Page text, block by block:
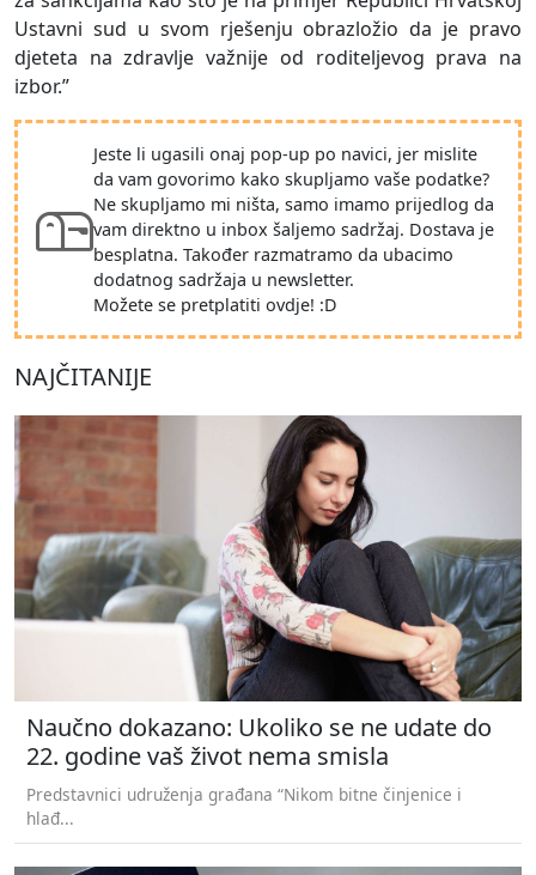
Ustavni sud u svom rješenju obrazložio da je pravo
djeteta na zdravlje važnije od roditeljevog prava na
izbor.”
Jeste li ugasili onaj pop-up po navici, jer mislite
da vam govorimo kako skupljamo vaše podatke?
Ne skupljamo mi ništa, samo imamo prijedlog da
vam direktno u inbox šaljemo sadržaj. Dostava je
besplatna. Također razmatramo da ubacimo
dodatnog sadržaja u newsletter.
Možete se pretplatiti ovdje! :D
NAJČITANIJE
Naučno dokazano: Ukoliko se ne udate do
22. godine vaš život nema smisla
Predstavnici udruženja građana “Nikom bitne činjenice i
hlađ...